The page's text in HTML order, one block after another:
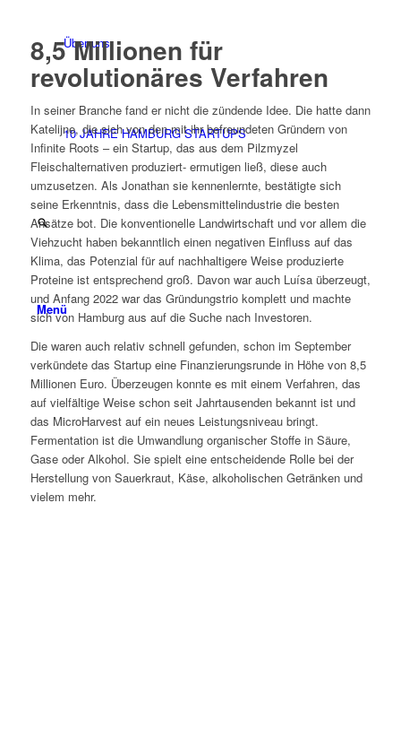
Über uns
10 JAHRE HAMBURG STARTUPS
Menü
8,5 Millionen für
revolutionäres Verfahren
In seiner Branche fand er nicht die zündende Idee. Die hatte dann
Katelijne, die sich von den mit ihr befreundeten Gründern von
Infinite Roots – ein Startup, das aus dem Pilzmyzel
Fleischalternativen produziert- ermutigen ließ, diese auch
umzusetzen. Als Jonathan sie kennenlernte, bestätigte sich
seine Erkenntnis, dass die Lebensmittelindustrie die besten
Ansätze bot. Die konventionelle Landwirtschaft und vor allem die
Viehzucht haben bekanntlich einen negativen Einfluss auf das
Klima, das Potenzial für auf nachhaltigere Weise produzierte
Proteine ist entsprechend groß. Davon war auch Luísa überzeugt,
und Anfang 2022 war das Gründungstrio komplett und machte
sich von Hamburg aus auf die Suche nach Investoren.
Die waren auch relativ schnell gefunden, schon im September
verkündete das Startup eine Finanzierungsrunde in Höhe von 8,5
Millionen Euro. Überzeugen konnte es mit einem Verfahren, das
auf vielfältige Weise schon seit Jahrtausenden bekannt ist und
das MicroHarvest auf ein neues Leistungsniveau bringt.
Fermentation ist die Umwandlung organischer Stoffe in Säure,
Gase oder Alkohol. Sie spielt eine entscheidende Rolle bei der
Herstellung von Sauerkraut, Käse, alkoholischen Getränken und
vielem mehr.